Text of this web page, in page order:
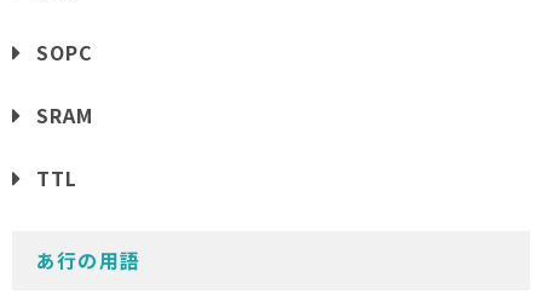
SOPC
SRAM
TTL
あ行の用語